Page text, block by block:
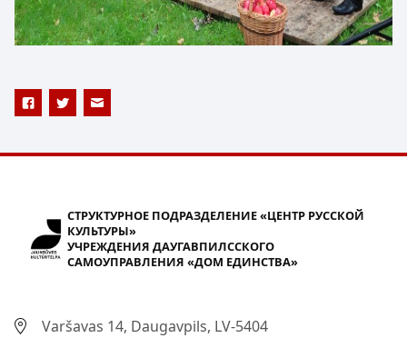
СТРУКТУРНОЕ ПОДРАЗДЕЛЕНИЕ «ЦЕНТР РУССКОЙ
КУЛЬТУРЫ»
УЧРЕЖДЕНИЯ ДАУГАВПИЛССКОГО
САМОУПРАВЛЕНИЯ «ДОМ ЕДИНСТВА»
Varšavas 14, Daugavpils, LV-5404